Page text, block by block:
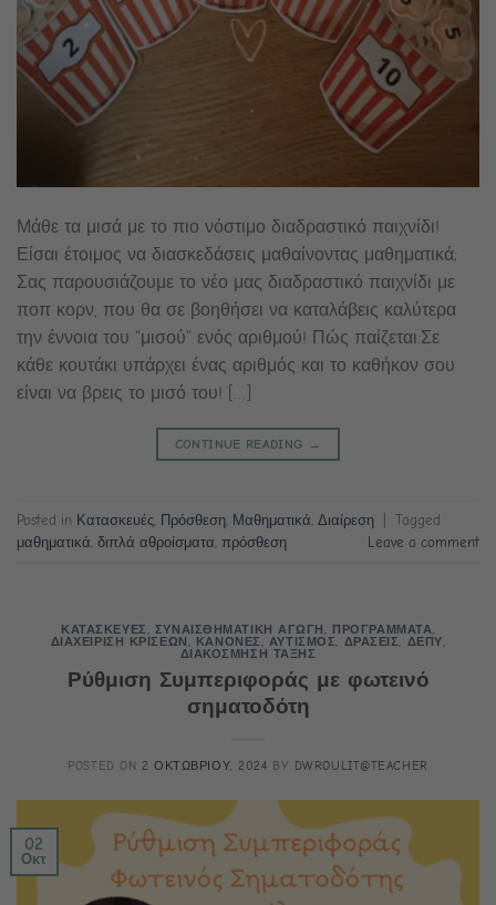
Μάθε τα μισά με το πιο νόστιμο διαδραστικό παιχνίδι!
Είσαι έτοιμος να διασκεδάσεις μαθαίνοντας μαθηματικά;
Σας παρουσιάζουμε το νέο μας διαδραστικό παιχνίδι με
ποπ κορν, που θα σε βοηθήσει να καταλάβεις καλύτερα
την έννοια του “μισού” ενός αριθμού! Πώς παίζεται:Σε
κάθε κουτάκι υπάρχει ένας αριθμός και το καθήκον σου
είναι να βρεις το μισό του! […]
CONTINUE READING →
Posted in Κατασκευές Πρόσθεση Μαθηματικά Διαίρεση
Tagged
μαθηματικά διπλά αθροίσματα πρόσθεση Leave a comment
ΚΑΤΑΣΚΕΥΕΣ, ΣΥΝΑΙΣΘΗΜΑΤΙΚΗ ΑΓΩΓΗ, ΠΡΟΓΡΑΜΜΑΤΑ,
ΔΙΑΧΕΙΡΙΣΗ ΚΡΙΣΕΩΝ , ΚΑΝΟΝΕΣ, ΑΥΤΙΣΜΟΣ, ΔΡΑΣΕΙΣ, ΔΕΠΥ,
ΔΙΑΚΟΣΜΗΣΗ ΤΑΞΗΣ
Ρύθμιση Συμπεριφοράς με φωτεινό
σηματοδότη
POSTED ON 2 ΟΚΤΩΒΡΙΟΥ, 2024 BY DWROULIT@TEACHER
02
Οκτ